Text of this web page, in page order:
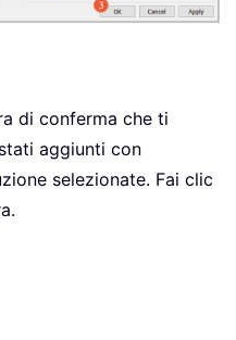
di conferma che ti
aggiunti con
selezionate. Fai clic